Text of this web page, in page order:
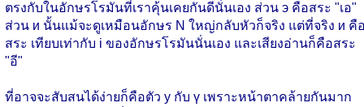
ตรงกับในอักษรโรมันที่เราคุ้นเคยกันดีนั่นเอง ส่วน э คือสระ "เอ"
ส่วน и นั้นแม้จะดูเหมือนอักษร N ใหญ่กลับหัวก็จริง แต่ที่จริง и คื
สระ เทียบเท่ากับ i ของอักษรโรมันนั่นเอง และเสียงอ่านก็คือสระ
"อี"
ที่อาจจะสับสนได้ง่ายก็คือตัว у กับ ү เพราะหน้าตาคล้ายกันมาก